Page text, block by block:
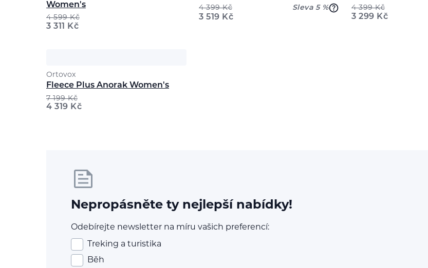
Women's
4 599Kč
3 311 Kč
4 399Kč Sleva 5 %
3 519 Kč
4 399Kč
3 299 Kč
Ortovox
Fleece Plus Anorak Women's
7 199Kč
4 319 Kč
Nepropásněte ty nejlepší nabídky!
Odebírejte newsletter na míru vašich preferencí:
Treking a turistika
Běh